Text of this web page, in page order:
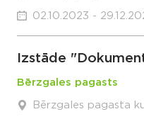
02.10.2023 -
Izstāde
Bērzgales pagasts
Bērzgales pagasta